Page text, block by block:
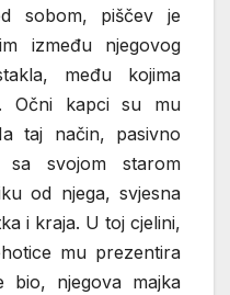
sobom, piščev je
između njegovog
među kojima
Očni kapci su mu
taj način, pasivno
sa svojom starom
od njega, svjesna
i kraja. U toj cjelini,
mu prezentira
bio, njegova majka